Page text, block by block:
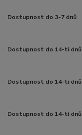
Dostupnost do 3-7 dnů
Dostupnost do 14-ti dnů
Dostupnost do 14-ti dnů
Dostupnost do 14-ti dnů